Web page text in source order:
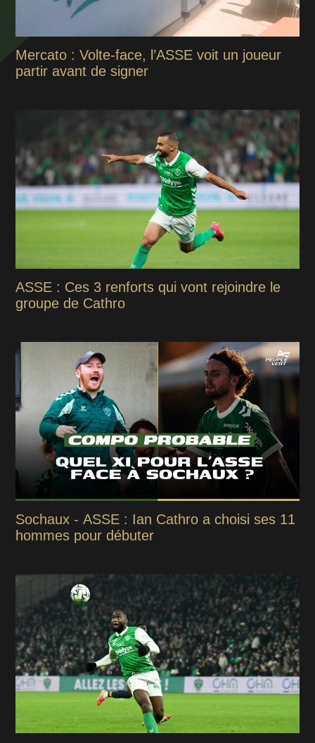
Mercato : Volte-face, l’ASSE voit un joueur
partir avant de signer
ASSE : Ces 3 renforts qui vont rejoindre le
groupe de Cathro
Sochaux - ASSE : Ian Cathro a choisi ses 11
hommes pour débuter